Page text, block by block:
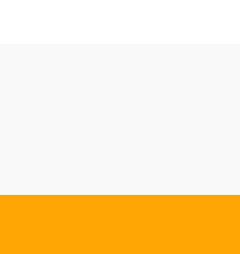
submenú de